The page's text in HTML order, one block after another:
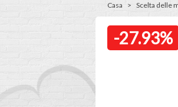
Casa > Scelta delle
-27.93%